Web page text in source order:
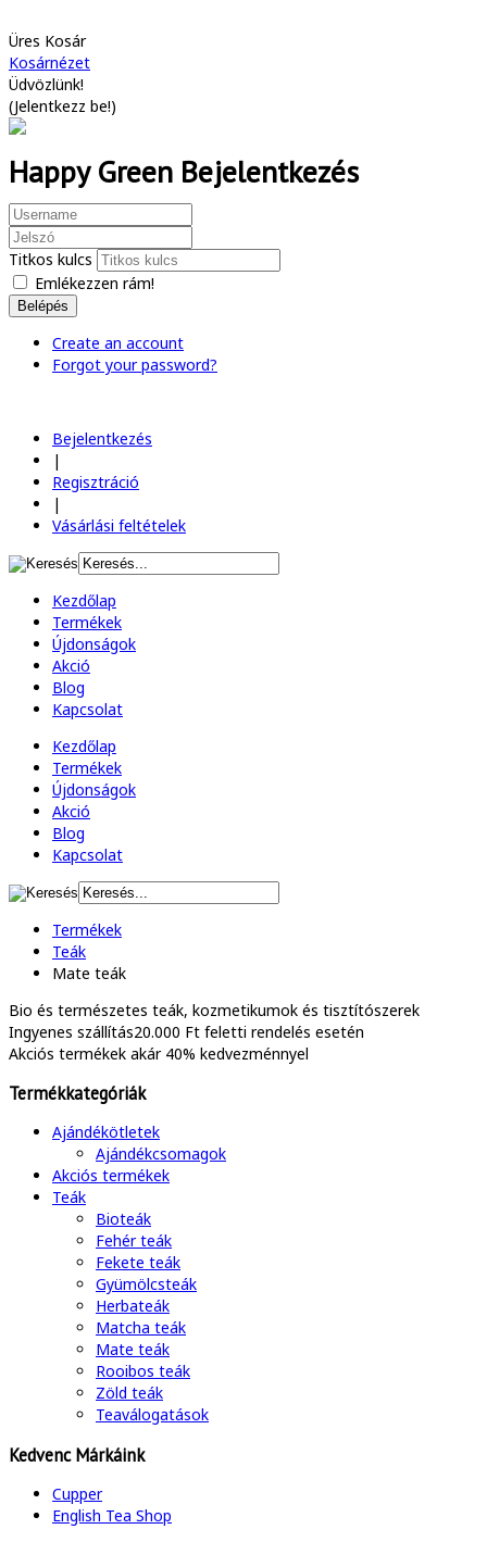
Üres Kosár
Kosárnézet
Üdvözlünk!
(Jelentkezz be!)
Happy Green Bejelentkezés
Titkos kulcs
Emlékezzen rám!
Belépés
Create an account
Forgot your password?
Bejelentkezés
|
Regisztráció
|
Vásárlási feltételek
Kezdőlap
Termékek
Újdonságok
Akció
Blog
Kapcsolat
Kezdőlap
Termékek
Újdonságok
Akció
Blog
Kapcsolat
Termékek
Teák
Mate teák
Bio és természetes teák, kozmetikumok és tisztítószerek
Ingyenes szállítás20.000 Ft feletti rendelés esetén
Akciós termékek akár 40% kedvezménnyel
Termékkategóriák
Ajándékötletek
Ajándékcsomagok
Akciós termékek
Teák
Bioteák
Fehér teák
Fekete teák
Gyümölcsteák
Herbateák
Matcha teák
Mate teák
Rooibos teák
Zöld teák
Teaválogatások
Kedvenc Márkáink
Cupper
English Tea Shop